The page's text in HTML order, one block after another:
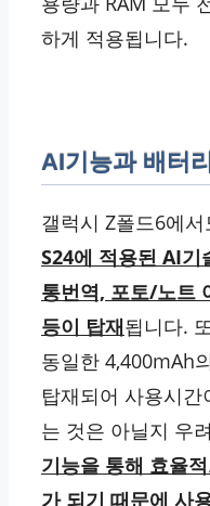
하게 적용됩니다.
AI기능과 배터리
갤럭시 Z폴드6에서
S24에 적용된 AI기
통번역, 포토/노트
등이 탑재됩니다.
동일한 4,400mAh
탑재되어 사용시간
는 것은 아닐지 우
기능을 통해 효율
가 되기 때문에 사